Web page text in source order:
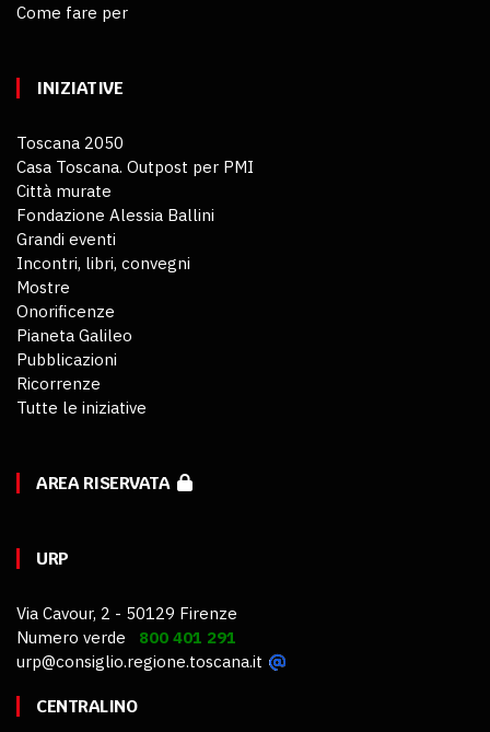
Come fare per
INIZIATIVE
Toscana 2050
Casa Toscana. Outpost per PMI
Città murate
Fondazione Alessia Ballini
Grandi eventi
Incontri, libri, convegni
Mostre
Onorificenze
Pianeta Galileo
Pubblicazioni
Ricorrenze
Tutte le iniziative
AREA RISERVATA
URP
Via Cavour, 2 - 50129 Firenze
Numero verde 800 401 291
urp@consiglio.regione.toscana.it
CENTRALINO